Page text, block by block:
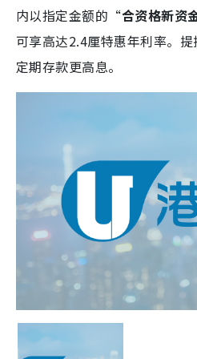
内以指定金额的“合资格新资
可享高达2.4厘特惠年利率。
定期存款更高息。